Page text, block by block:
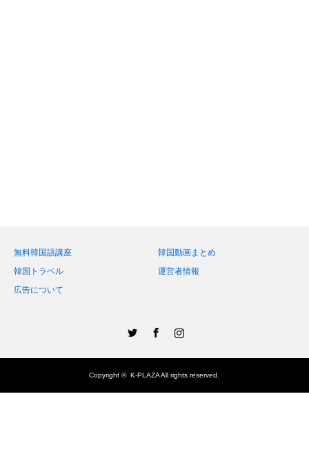
無料韓国語講座
韓国動画まとめ
韓国トラベル
運営者情報
広告について
Copyright ©K-PLAZAAll rights reserved.